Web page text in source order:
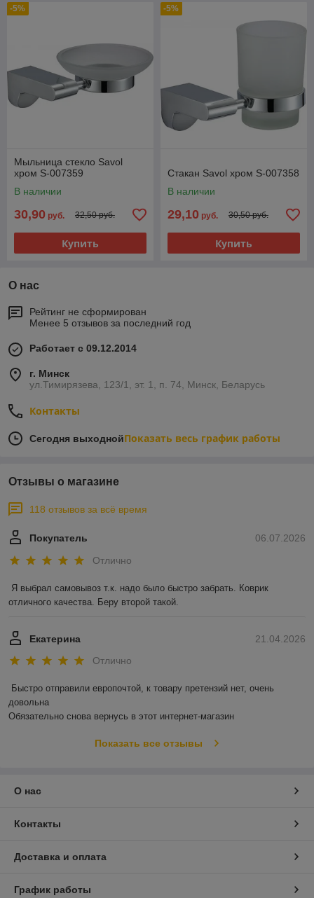
-5%
Мыльница стекло Savol
хром S-007359
В наличии
30,90 руб. 32,50 руб.
Купить
-5%
Стакан Savol хром S-007358
В наличии
29,10 руб. 30,50 руб.
Купить
О нас
Рейтинг не сформирован
Менее 5 отзывов за последний год
Работает с 09.12.2014
г. Минск
ул.Тимирязева, 123/1, эт. 1, п. 74, Минск, Беларусь
Контакты
Сегодня выходнойПоказать весь график работы
Отзывы о магазине
118 отзывов за всё время
06.07.2026
Покупатель
Отлично
Я выбрал самовывоз т.к. надо было быстро забрать. Коврик
отличного качества. Беру второй такой.
21.04.2026
Екатерина
Отлично
Быстро отправили европочтой, к товару претензий нет, очень
довольна
Обязательно снова вернусь в этот интернет-магазин
Показать все отзывы
О нас
Контакты
Доставка и оплата
График работы